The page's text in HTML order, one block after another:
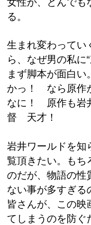
る。
生まれ変わってい
ら、なぜ男の私に
まず脚本が面白
かっ！ なら原作
なに！ 原作も
督 天才！
岩井ワールドを知
覧頂きたい。もち
のだが、物語の性
ない事が多すぎる
皆さんが、この映
てしまうのを防ぐ